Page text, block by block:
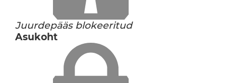
Juurdepääs blokeeritud
Asukoht